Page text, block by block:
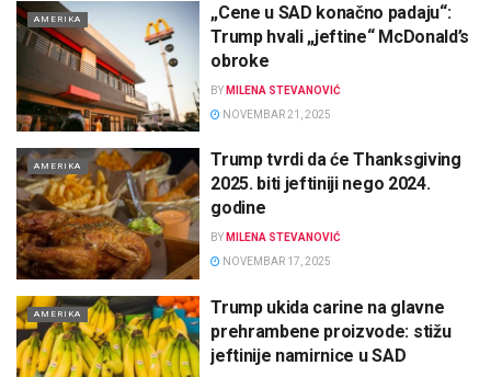
AMERIKA
„Cene u SAD konačno padaju“:
Trump hvali „jeftine“ McDonald’s
obroke
BY MILENA STEVANOVIĆ
NOVEMBAR 21, 2025
AMERIKA
Trump tvrdi da će Thanksgiving
2025. biti jeftiniji nego 2024.
godine
BY MILENA STEVANOVIĆ
NOVEMBAR 17, 2025
AMERIKA
Trump ukida carine na glavne
prehrambene proizvode: stižu
jeftinije namirnice u SAD